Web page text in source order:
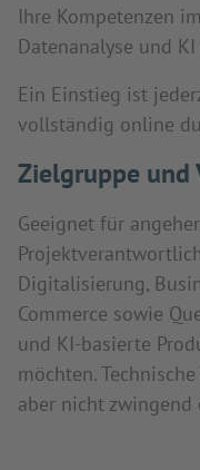
Ihre Kompetenzen
Datenanalyse und
Ein Einstieg ist
vollständig online
Zielgruppe und
Geeignet für
Digitalisierung,
Commerce sowie
und KI-basierte
möchten.
aber nicht zwingend